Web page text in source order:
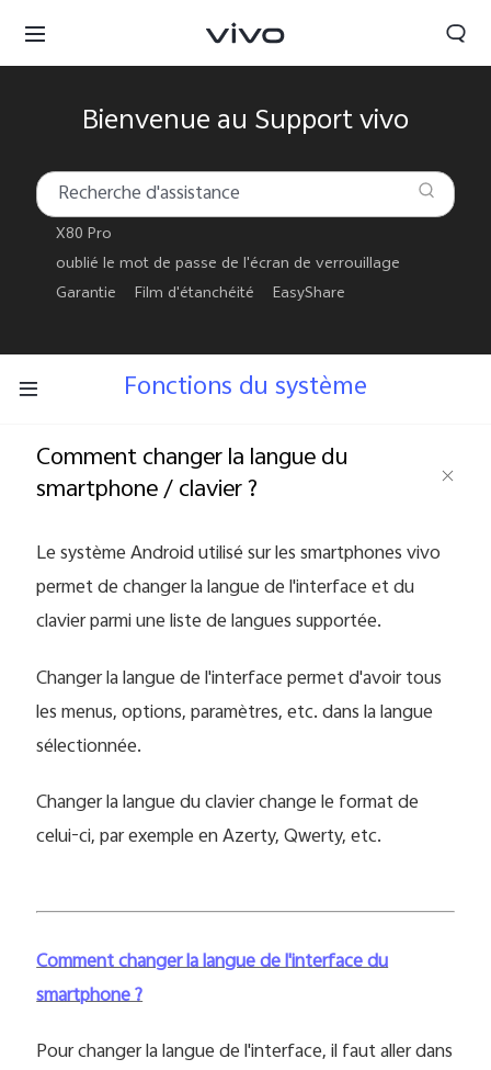
Bienvenue au Support vivo
X80 Pro
oublié le mot de passe de l'écran de verrouillage
Garantie
Film d'étanchéité EasyShare
Fonctions du système
Comment changer la langue du
smartphone / clavier ?
Le système Android utilisé sur les smartphones vivo
permet de changer la langue de l'interface et du
clavier parmi une liste de langues supportée.
Changer la langue de l'interface permet d'avoir tous
les menus, options, paramètres, etc. dans la langue
sélectionnée.
Changer la langue du clavier change le format de
celui-ci, par exemple en Azerty, Qwerty, etc.
Comment changer la langue de l'interface du
smartphone ?
Pour changer la langue de l'interface, il faut aller dans